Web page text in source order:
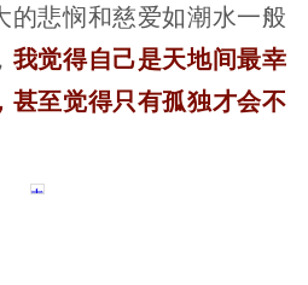
的悲悯和慈爱如潮水一般
我觉得自己是天地间最幸
甚至觉得只有孤独才会不